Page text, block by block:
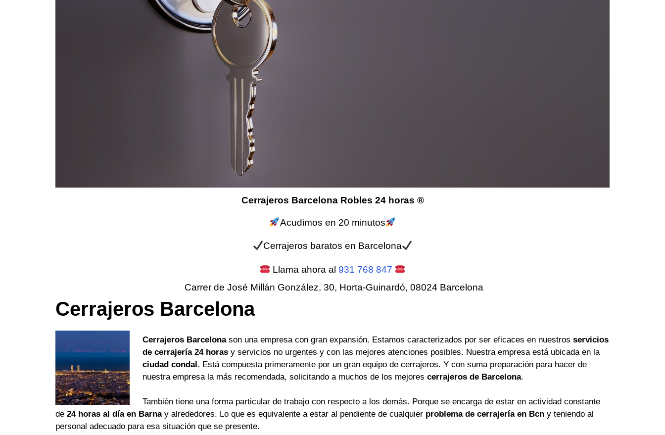
Cerrajeros Barcelona Robles 24 horas ®
Acudimos en 20 minutos
Cerrajeros baratos en Barcelona
Llama ahora al 931 768 847
Carrer de José Millán González, 30, Horta-Guinardó, 08024 Barcelona
Cerrajeros Barcelona
Cerrajeros Barcelonason una empresa con gran expansión. Estamos caracterizados por ser eficaces en nuestros servicios
de cerrajería 24 horasy servicios no urgentes y con las mejores atenciones posibles. Nuestra empresa está ubicada en la
ciudad condal. Está compuesta primeramente por un gran equipo de cerrajeros. Y con suma preparación para hacer de
nuestra empresa la más recomendada, solicitando a muchos de los mejores cerrajeros de Barcelona.
También tiene una forma particular de trabajo con respecto a los demás. Porque se encarga de estar en actividad constante
de 24 horas al día en Barnay alrededores. Lo que es equivalente a estar al pendiente de cualquier problema de cerrajería en Bcn y teniendo al
personal adecuado para esa situación que se presente.